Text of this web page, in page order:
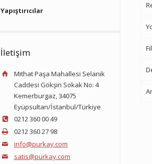
Yapıştırıcılar
İletişim
Mithat Paşa Mahallesi Selanik
Caddesi Gökşin Sokak No: 4
Kemerburgaz, 34075
Eyüpsultan/İstanbul/Türkiye
0212 360 00 49
0212 360 27 98
info@purkay.com
satis@purkay.com